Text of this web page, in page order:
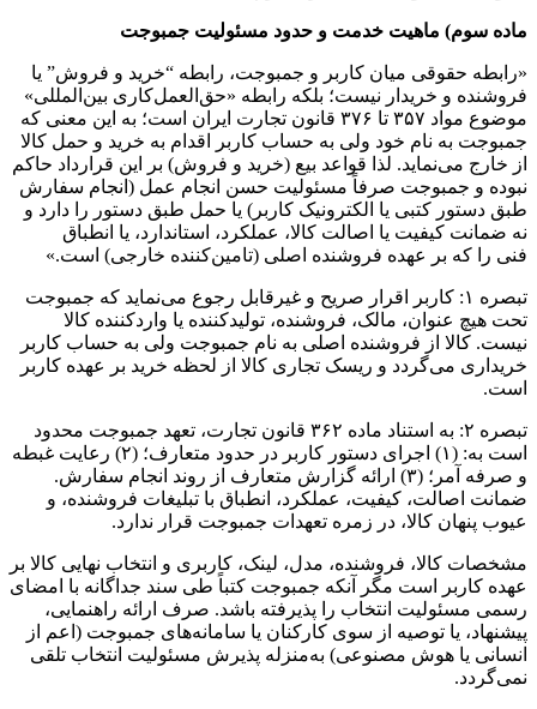
ماده سوم) ماهیت خدمت و حدود مسئولیت جمبوجت
«رابطه حقوقی میان کاربر و جمبوجت، رابطه “خرید و فروش” یا
فروشنده و خریدار نیست؛ بلکه رابطه «حق‌العمل‌کاری بین‌المللی»
موضوع مواد ۳۵۷ تا ۳۷۶ قانون تجارت ایران است؛ به این معنی که
جمبوجت به نام خود ولی به حساب کاربر اقدام به خرید و حمل کالا
از خارج می‌نماید. لذا قواعد بیع (خرید و فروش) بر این قرارداد حاکم
نبوده و جمبوجت صرفاً مسئولیت حسن انجام عمل (انجام سفارش
طبق دستور کتبی یا الکترونیک کاربر) یا حمل طبق دستور را دارد و
نه ضمانت کیفیت یا اصالت کالا، عملکرد، استاندارد، یا انطباق
فنی را که بر عهده فروشنده اصلی (تامین‌کننده خارجی) است.»
تبصره ۱: کاربر اقرار صریح و غیرقابل رجوع می‌نماید که جمبوجت
تحت هیچ عنوان، مالک، فروشنده، تولیدکننده یا واردکننده کالا
نیست. کالا از فروشنده اصلی به نام جمبوجت ولی به حساب کاربر
خریداری می‌گردد و ریسک تجاری کالا از لحظه خرید بر عهده کاربر
است.
تبصره ۲: به استناد ماده ۳۶۲ قانون تجارت، تعهد جمبوجت محدود
است به: (۱) اجرای دستور کاربر در حدود متعارف؛ (۲) رعایت غبطه
و صرفه آمر؛ (۳) ارائه گزارش متعارف از روند انجام سفارش.
ضمانت اصالت، کیفیت، عملکرد، انطباق با تبلیغات فروشنده، و
عیوب پنهان کالا، در زمره تعهدات جمبوجت قرار ندارد.
مشخصات کالا، فروشنده، مدل، لینک، کاربری و انتخاب نهایی کالا بر
عهده کاربر است مگر آنکه جمبوجت کتباً طی سند جداگانه با امضای
رسمی مسئولیت انتخاب را پذیرفته باشد. صرف ارائه راهنمایی،
پیشنهاد، یا توصیه از سوی کارکنان یا سامانه‌های جمبوجت (اعم از
انسانی یا هوش مصنوعی) به‌منزله پذیرش مسئولیت انتخاب تلقی
نمی‌گردد.